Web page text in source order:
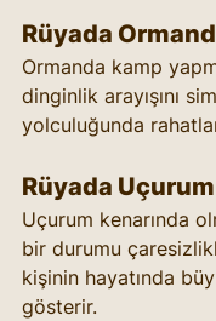
Rüyada
Ormanda kamp
dinginlik arayışını
yolculuğunda
Rüyada
Uçurum kenarında
bir durumu
kişinin hayatında
gösterir.